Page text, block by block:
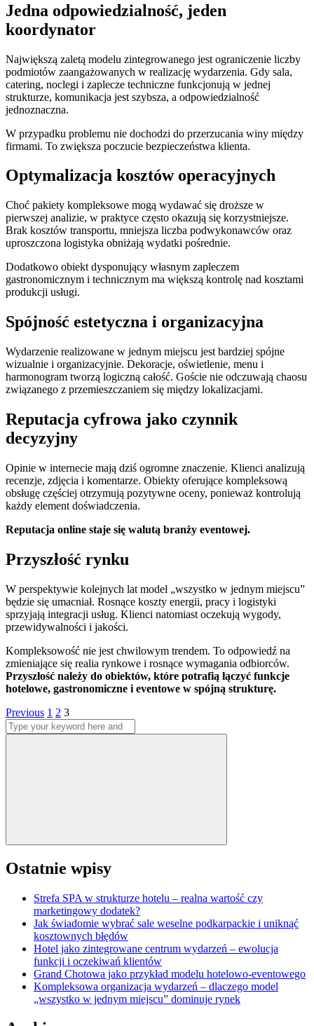
Jedna odpowiedzialność, jeden
koordynator
Największą zaletą modelu zintegrowanego jest ograniczenie liczby
podmiotów zaangażowanych w realizację wydarzenia. Gdy sala,
catering, noclegi i zaplecze techniczne funkcjonują w jednej
strukturze, komunikacja jest szybsza, a odpowiedzialność
jednoznaczna.
W przypadku problemu nie dochodzi do przerzucania winy między
firmami. To zwiększa poczucie bezpieczeństwa klienta.
Optymalizacja kosztów operacyjnych
Choć pakiety kompleksowe mogą wydawać się droższe w
pierwszej analizie, w praktyce często okazują się korzystniejsze.
Brak kosztów transportu, mniejsza liczba podwykonawców oraz
uproszczona logistyka obniżają wydatki pośrednie.
Dodatkowo obiekt dysponujący własnym zapleczem
gastronomicznym i technicznym ma większą kontrolę nad kosztami
produkcji usługi.
Spójność estetyczna i organizacyjna
Wydarzenie realizowane w jednym miejscu jest bardziej spójne
wizualnie i organizacyjnie. Dekoracje, oświetlenie, menu i
harmonogram tworzą logiczną całość. Goście nie odczuwają chaosu
związanego z przemieszczaniem się między lokalizacjami.
Reputacja cyfrowa jako czynnik
decyzyjny
Opinie w internecie mają dziś ogromne znaczenie. Klienci analizują
recenzje, zdjęcia i komentarze. Obiekty oferujące kompleksową
obsługę częściej otrzymują pozytywne oceny, ponieważ kontrolują
każdy element doświadczenia.
Reputacja online staje się walutą branży eventowej.
Przyszłość rynku
W perspektywie kolejnych lat model „wszystko w jednym miejscu”
będzie się umacniał. Rosnące koszty energii, pracy i logistyki
sprzyjają integracji usług. Klienci natomiast oczekują wygody,
przewidywalności i jakości.
Kompleksowość nie jest chwilowym trendem. To odpowiedź na
zmieniające się realia rynkowe i rosnące wymagania odbiorców.
Przyszłość należy do obiektów, które potrafią łączyć funkcje
hotelowe, gastronomiczne i eventowe w spójną strukturę.
Stronicowanie
wpisów
Previous Page
1 Page
2 Page
3
Search
for:
Ostatnie wpisy
Strefa SPA w strukturze hotelu – realna wartość czy
marketingowy dodatek?
Jak świadomie wybrać sale weselne podkarpackie i uniknąć
kosztownych błędów
Hotel jako zintegrowane centrum wydarzeń – ewolucja
funkcji i oczekiwań klientów
Grand Chotowa jako przykład modelu hotelowo-eventowego
Kompleksowa organizacja wydarzeń – dlaczego model
„wszystko w jednym miejscu” dominuje rynek